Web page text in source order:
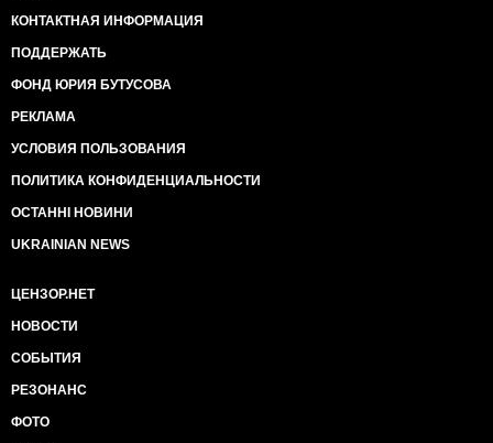
КОНТАКТНАЯ ИНФОРМАЦИЯ
ПОДДЕРЖАТЬ
ФОНД ЮРИЯ БУТУСОВА
РЕКЛАМА
УСЛОВИЯ ПОЛЬЗОВАНИЯ
ПОЛИТИКА КОНФИДЕНЦИАЛЬНОСТИ
ОСТАННІ НОВИНИ
UKRAINIAN NEWS
ЦЕНЗОР.НЕТ
НОВОСТИ
СОБЫТИЯ
РЕЗОНАНС
ФОТО